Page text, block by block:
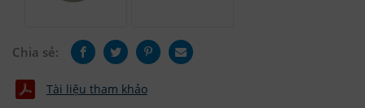
Chia sẻ:
Tài liệu tham khảo